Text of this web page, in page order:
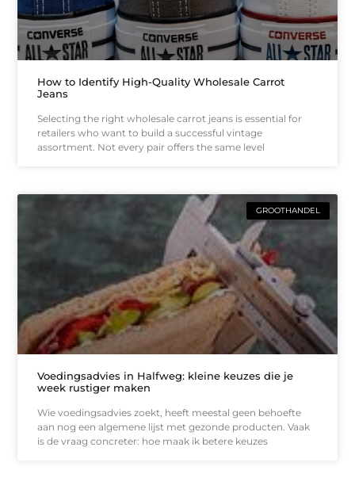
How to Identify High-Quality Wholesale Carrot
Jeans
Selecting the right wholesale carrot jeans is essential for
retailers who want to build a successful vintage
assortment. Not every pair offers the same level
GROOTHANDEL
Voedingsadvies in Halfweg: kleine keuzes die je
week rustiger maken
Wie voedingsadvies zoekt, heeft meestal geen behoefte
aan nog een algemene lijst met gezonde producten. Vaak
is de vraag concreter: hoe maak ik betere keuzes